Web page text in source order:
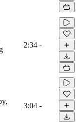
2:34 -
3:04 -